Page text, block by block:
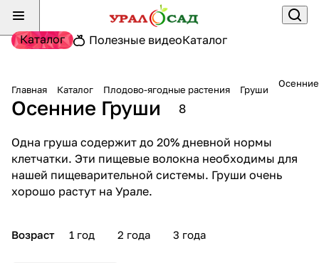
Каталог Полезные видеоКаталог
Главная Каталог Плодово-ягодные растения Груши
Осенние Груши 8
Одна груша содержит до 20% дневной нормы
клетчатки. Эти пищевые волокна необходимы для
нашей пищеварительной системы. Груши очень
хорошо растут на Урале.
Возраст 1 год 2 года 3 года